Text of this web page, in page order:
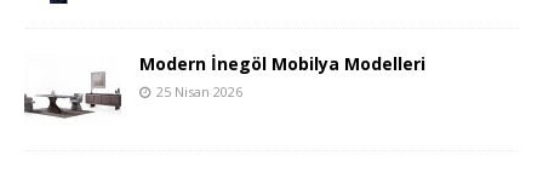
Modern İnegöl Mobilya Modelleri
25 Nisan 2026